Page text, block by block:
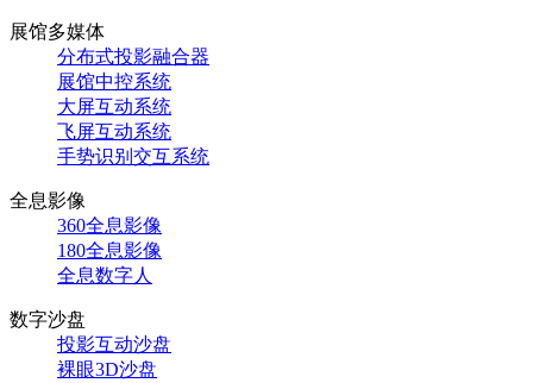
展馆多媒体
分布式投影融合器
展馆中控系统
大屏互动系统
飞屏互动系统
手势识别交互系统
全息影像
360全息影像
180全息影像
全息数字人
数字沙盘
投影互动沙盘
裸眼3D沙盘